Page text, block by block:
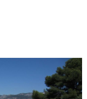
Espace